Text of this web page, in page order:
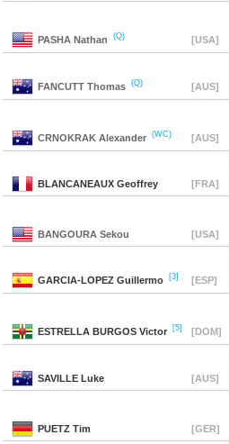
PASHA Nathan (Q) [USA]
FANCUTT Thomas (Q) [AUS]
CRNOKRAK Alexander (WC) [AUS]
BLANCANEAUX Geoffrey [FRA]
BANGOURA Sekou [USA]
GARCIA-LOPEZ Guillermo [3] [ESP]
ESTRELLA BURGOS Victor [5] [DOM]
SAVILLE Luke [AUS]
PUETZ Tim [GER]